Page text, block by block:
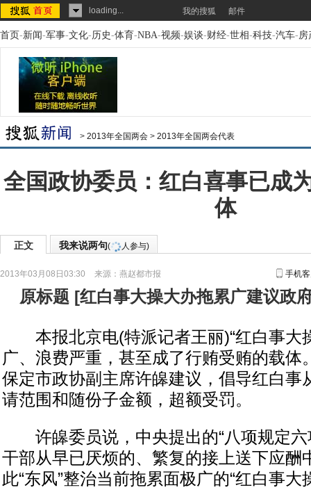
loading... 我的搜狐 邮件
首页-新闻-军事-文化-历史-体育-NBA-视频-娱谈-财经-世相-科技-汽车-房
> 2013年全国两会 > 2013年全国两会代表
全国政协委员：红白喜事已成
体
正文 我来说两句( 人参与)
2013年03月08日03:30 来源： 燕赵都市报 手机
原标题 [红白事大操大办拖累广建议政
本报北京电(特派记者王丽)“红白事大
广、浪费严重，甚至成了行贿受贿的载体
保定市政协副主席许皞建议，倡导红白事
请范围和随份子金额，超额受罚。
许皞委员说，中央提出的“八项规定六
干部从早已厌烦的、繁复的接上送下应酬
此“东风”整治当前拖累面极广的“红白事大